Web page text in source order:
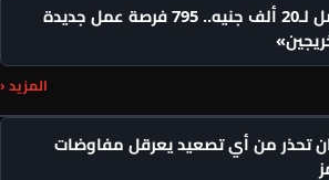
«مرتبات تصل لـ20 ألف جنيه.. 795 فرصة عمل جديدة
المزيد ‹
تحذر من أي تصعيد يعرقل مفاوضات